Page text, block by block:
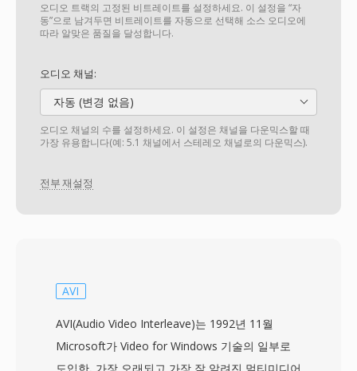
오디오 트랙의 고정된 비트레이트를 설정하세요. 이 설정을 “자
동”으로 남겨두면 비트레이트를 자동으로 선택해 소스 오디오에
따라 알맞은 품질을 달성합니다.
오디오 채널:
자동 (변경 없음)
오디오 채널의 수를 설정하세요. 이 설정은 채널을 다운믹스할 때
가장 유용합니다(예: 5.1 채널에서 스테레오 채널로의 다운믹스).
전부 재설정
AVI
AVI(Audio Video Interleave)는 1992년 11월
Microsoft가 Video for Windows 기술의 일부로